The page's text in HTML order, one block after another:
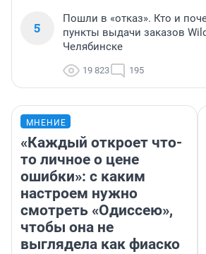
5
Пошли в «отказ». Кто и
пункты выдачи заказов
Челябинске
19 823 195
МНЕНИЕ
«Каждый откроет что-
то личное о цене
ошибки»: с каким
настроем нужно
смотреть «Одиссею»,
чтобы она не
выглядела как фиаско